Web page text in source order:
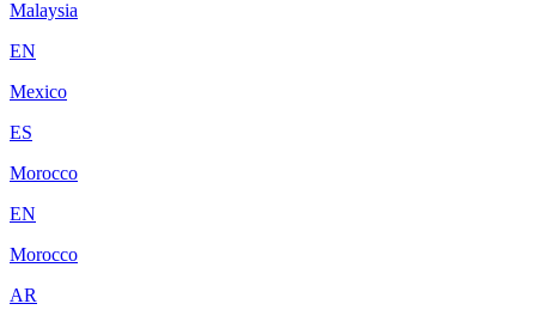
Malaysia
EN
Mexico
ES
Morocco
EN
Morocco
AR